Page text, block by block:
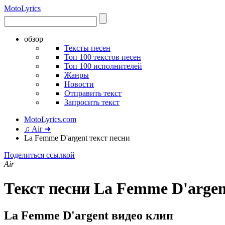
MotoLyrics
обзор
Тексты песен
Топ 100 текстов песен
Топ 100 исполнителей
Жанры
Новости
Отправить текст
Запросить текст
MotoLyrics.com
♫ Air ➜
La Femme D'argent текст песни
Поделиться ссылкой
Air
Текст песни La Femme
La Femme D'argent видео клип